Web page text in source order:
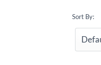
Sort By: